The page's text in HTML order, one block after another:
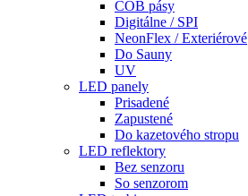
COB pásy
Digitálne / SPI
NeonFlex / Exteriérové
Do Sauny
UV
LED panely
Prisadené
Zapustené
Do kazetového stropu
LED reflektory
Bez senzoru
So senzorom